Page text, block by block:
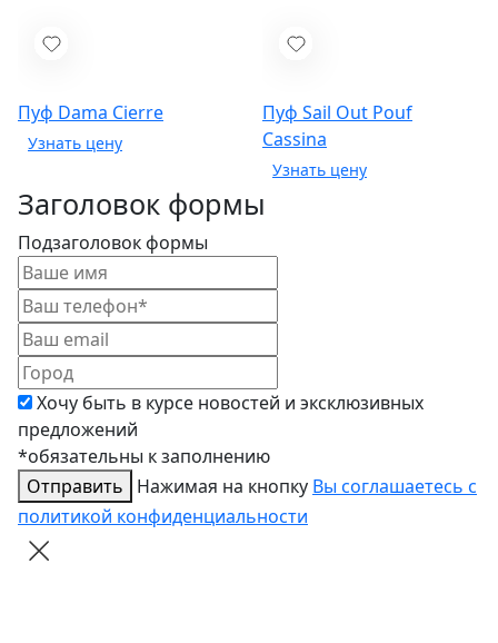
Пуф Dama Cierre
Пуф Sail Out Pouf
Cassina
Заголовок формы
Подзаголовок формы
Хочу быть в курсе новостей и эксклюзивных
предложений
*обязательны к заполнению
Отправить
Нажимая на кнопку Вы соглашаетесь с
политикой конфиденциальности